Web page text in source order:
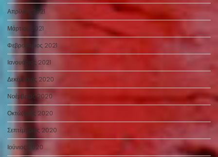
Απρίλιος 2021
Μάρτιος 2021
Φεβρουάριος 2021
Ιανουάριος 2021
Δεκέμβριος 2020
Νοέμβριος 2020
Οκτώβριος 2020
Σεπτέμβριος 2020
Ιούνιος 2020